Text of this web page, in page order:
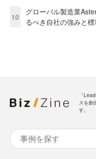
10
グローバル製造業
るべき自社の強みと
「
スを創
す。